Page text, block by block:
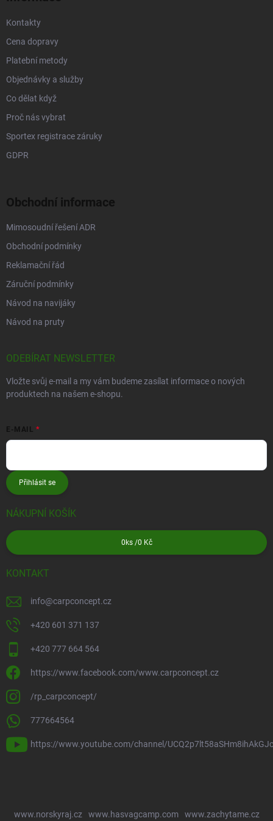
Kontakty
Cena dopravy
Platební metody
Objednávky a služby
Co dělat když
Proč nás vybrat
Sportex registrace záruky
GDPR
Obchodní informace
Mimosoudní řešení ADR
Obchodní podmínky
Reklamační řád
Záruční podmínky
Návod na navijáky
Návod na pruty
ODEBÍRAT NEWSLETTER
Vložte svůj e-mail a my vám budeme zasílat informace o nových
produktech na našem e-shopu.
E-MAIL
Přihlásit se
NÁKUPNÍ KOŠÍK
0 ks /0 Kč
KONTAKT
info@carpconcept.cz
+420 601 371 137
+420 777 664 564
https://www.facebook.com/www.carpconcept.cz
/rp_carpconcept/
777664564
https://www.youtube.com/channel/
www.norskyraj.cz www.hasvagcamp.com www.zachytame.cz